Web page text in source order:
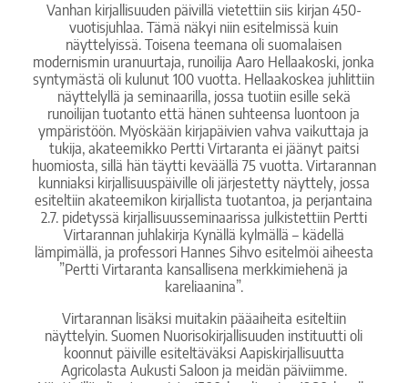
Vanhan kirjallisuuden päivillä vietettiin siis kirjan 450-
vuotisjuhlaa. Tämä näkyi niin esitelmissä kuin
näyttelyissä. Toisena teemana oli suomalaisen
modernismin uranuurtaja, runoilija Aaro Hellaakoski, jonka
syntymästä oli kulunut 100 vuotta. Hellaakoskea juhlittiin
näyttelyllä ja seminaarilla, jossa tuotiin esille sekä
runoilijan tuotanto että hänen suhteensa luontoon ja
ympäristöön. Myöskään kirjapäivien vahva vaikuttaja ja
tukija, akateemikko Pertti Virtaranta ei jäänyt paitsi
huomiosta, sillä hän täytti keväällä 75 vuotta. Virtarannan
kunniaksi kirjallisuuspäiville oli järjestetty näyttely, jossa
esiteltiin akateemikon kirjallista tuotantoa, ja perjantaina
2.7. pidetyssä kirjallisuusseminaarissa julkistettiin Pertti
Virtarannan juhlakirja Kynällä kylmällä – kädellä
lämpimällä, ja professori Hannes Sihvo esitelmöi aiheesta
”Pertti Virtaranta kansallisena merkkimiehenä ja
kareliaanina”.
Virtarannan lisäksi muitakin pääaiheita esiteltiin
näyttelyin. Suomen Nuorisokirjallisuuden instituutti oli
koonnut päiville esiteltäväksi Aapiskirjallisuutta
Agricolasta Aukusti Saloon ja meidän päiviimme.